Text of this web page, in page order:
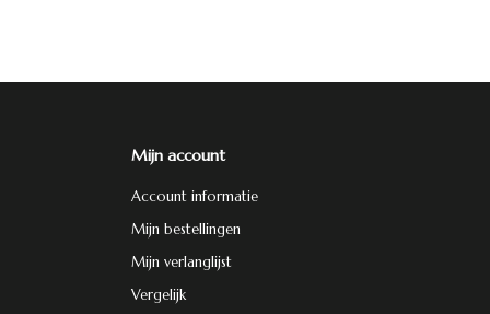
Mijn account
Account informatie
Mijn bestellingen
Mijn verlanglijst
Vergelijk